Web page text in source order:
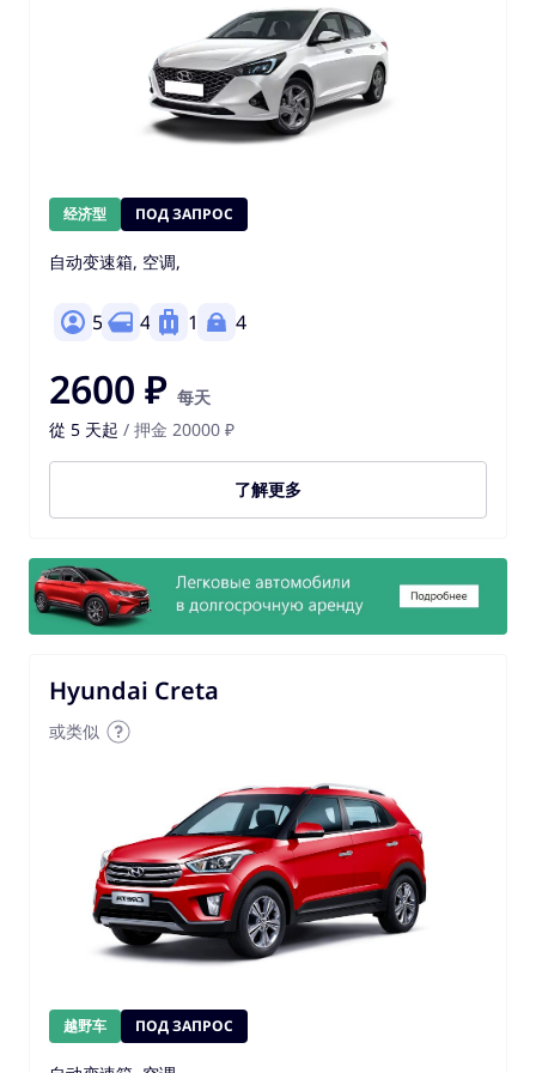
经济型 ПОД ЗАПРОС
自动变速箱, 空调,
5 4 1 4
2600 ₽ 每天
從 5 天起 / 押金 20000 ₽
了解更多
Hyundai Creta
或类似
越野车 ПОД ЗАПРОС